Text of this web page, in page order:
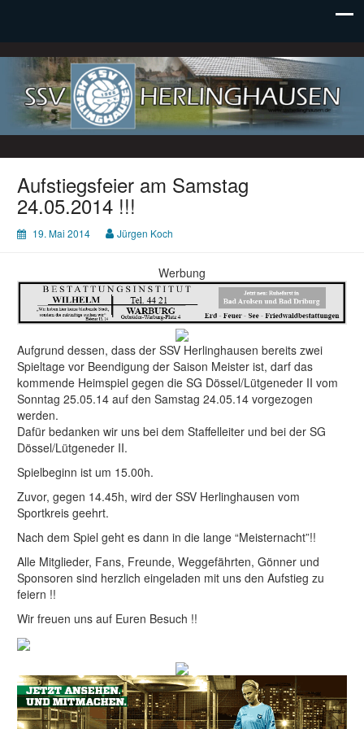
SSV Herlinghausen e. V.
Aufstiegsfeier am Samstag
24.05.2014 !!!
19. Mai 2014 Jürgen Koch
Werbung
Aufgrund dessen, dass der SSV Herlinghausen bereits zwei
Spieltage vor Beendigung der Saison Meister ist, darf das
kommende Heimspiel gegen die SG Dössel/Lütgeneder II vom
Sonntag 25.05.14 auf den Samstag 24.05.14 vorgezogen
werden.
Dafür bedanken wir uns bei dem Staffelleiter und bei der SG
Dössel/Lütgeneder II.
Spielbeginn ist um 15.00h.
Zuvor, gegen 14.45h, wird der SSV Herlinghausen vom
Sportkreis geehrt.
Nach dem Spiel geht es dann in die lange “Meisternacht”!!
Alle Mitglieder, Fans, Freunde, Weggefährten, Gönner und
Sponsoren sind herzlich eingeladen mit uns den Aufstieg zu
feiern !!
Wir freuen uns auf Euren Besuch !!